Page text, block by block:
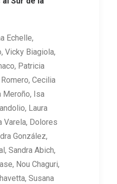
Echelle,
Vicky Biagiola,
Patricia
Cecilia
Meroño, Isa
Laura
Varela, Dolores
González,
Sandra Abich,
Nou Chaguri,
Susana